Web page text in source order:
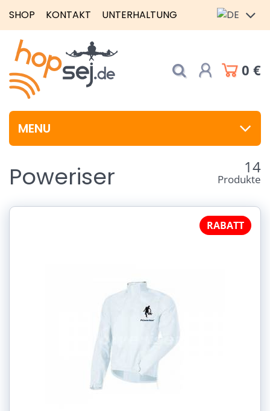
SHOP KONTAKT UNTERHALTUNG
0 €
MENU
Poweriser 14
Produkte
RABATT